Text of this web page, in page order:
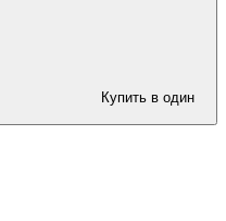
Купить в один